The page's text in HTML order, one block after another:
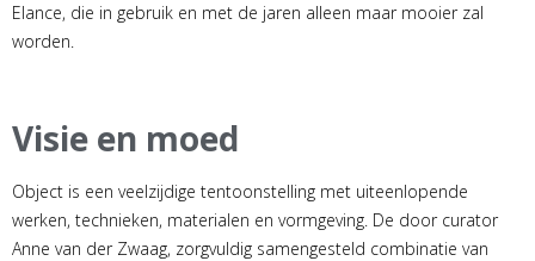
Elance, die in gebruik en met de jaren alleen maar mooier zal
worden.
Visie en moed
Object is een veelzijdige tentoonstelling met uiteenlopende
werken, technieken, materialen en vormgeving. De door curator
Anne van der Zwaag, zorgvuldig samengesteld combinatie van